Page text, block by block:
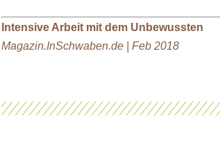
Intensive Arbeit mit dem Unbewussten
Magazin.InSchwaben.de | Feb 2018